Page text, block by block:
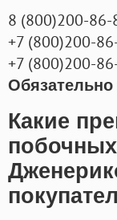
8 (800)200-86-
+7 (800)200-
+7 (800)200-
Какие